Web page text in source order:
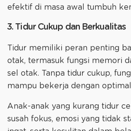
efektif di masa awal tumbuh
3. Tidur Cukup dan Berkualitas
Tidur memiliki peran penting
otak, termasuk fungsi memori
sel otak. Tanpa tidur cukup,
mampu bekerja dengan
Anak-anak yang kurang tidur
susah fokus, emosi yang tidak